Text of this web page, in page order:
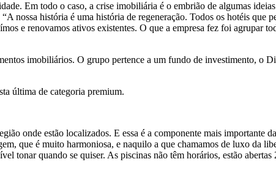
Em todo o caso, a crise imobiliária é o embrião de algumas
história é uma história de regeneração. Todos os hotéis que
e renovamos ativos existentes. O que a empresa fez foi agrupar
imobiliários. O grupo pertence a um fundo de investimento, o
última de categoria premium.
onde estão localizados. E essa é a componente mais importante
que é muito harmoniosa, e naquilo a que chamamos de luxo da
tonar quando se quiser. As piscinas não têm horários, estão